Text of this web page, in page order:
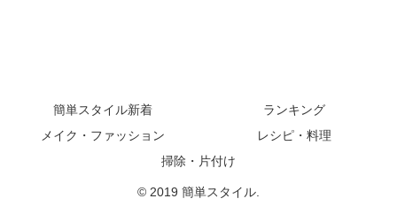
簡単スタイル新着
ランキング
メイク・ファッション
レシピ・料理
掃除・片付け
© 2019 簡単スタイル.